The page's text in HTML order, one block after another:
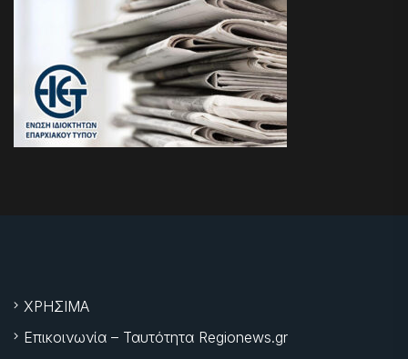
ΧΡΗΣΙΜΑ
Επικοινωνία – Ταυτότητα Regionews.gr